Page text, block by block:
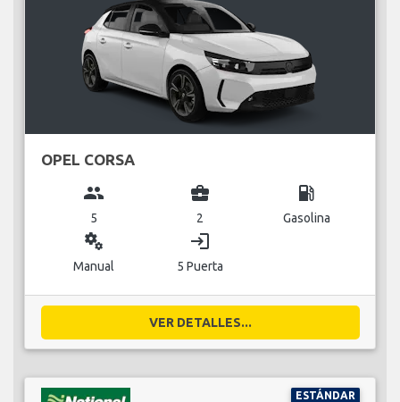
OPEL CORSA
group
5
business_center
2
local_gas_station
Gasolina
miscellaneous_services
Manual
login
5 Puerta
VER DETALLES...
ESTÁNDAR